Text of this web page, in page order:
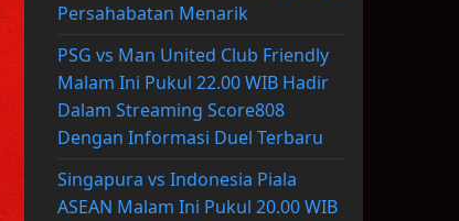
Persahabatan Menarik
PSG vs Man United Club Friendly
Malam Ini Pukul 22.00 WIB Hadir
Dalam Streaming Score808
Dengan Informasi Duel Terbaru
Singapura vs Indonesia Piala
ASEAN Malam Ini Pukul 20.00 WIB